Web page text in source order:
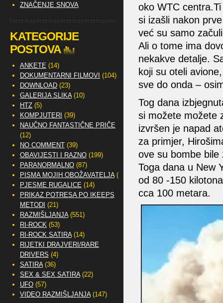
oko WTC
si izašli nakon
već su samo
Ali o tome ima
nekakve detalje.
koji su oteli
sve do onda –
Tog dana
si možete možete
izvršen je napad
za primjer,
ove su bombe bile
Toga dana u New
od 80 -150
cca 100 metara.
ZNAČENJE SNOVA
KATEGORIJE
POSTOVA
ANKETE (14)
DOKUMENTARNI FILMOVI (104)
DOWNLOAD(23)
GALERIJA SLIKA(10)
HTZ(5)
KOMPJUTERI (39)
NAUČNO FANTASTIČNE PRIČE
(12)
NO COMMENT(39)
OBAVIJESTI I RAZNO(199)
PARANORMALNO(87)
PISMA MOJIH OBOŽAVATELJA(2)
PJESME RUGALICE (14)
PRIKAZ POTRESA PO IKEEPS
METODI (21)
RAZMIŠLJANJA(551)
RI-ROCK(53)
RI-ROCK SATIRA(14)
RIJETKI DRAJVERI/RARE
DRIVERS (4)
SATIRA(36)
SEX & SEX SATIRA(22)
UFO(57)
VIDEO RAZMIŠLJANJA(147)